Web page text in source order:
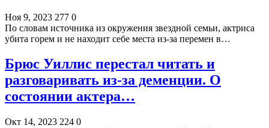
Ноя 9, 2023 277 0
По словам источника из окружения звездной семьи, актриса
убита горем и не находит себе места из-за перемен в…
Брюс Уиллис перестал читать и
разговаривать из-за деменции. О
состоянии актера…
Окт 14, 2023 224 0